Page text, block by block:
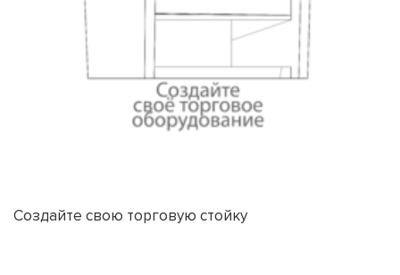
Создайте свою торговую стойку